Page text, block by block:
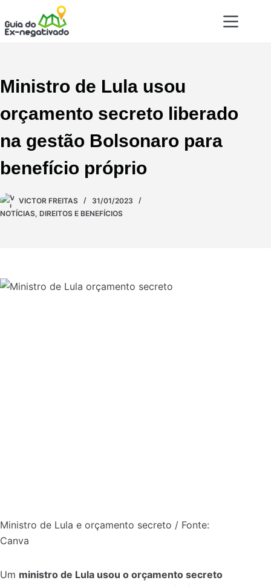
Ministro de Lula usou
orçamento secreto liberado
na gestão Bolsonaro para
benefício próprio
VICTOR FREITAS
31/01/2023
NOTÍCIAS, DIREITOS E BENEFÍCIOS
Ministro de Lula e orçamento secreto / Fonte:
Canva
Um ministro de Lula usou o orçamento secreto